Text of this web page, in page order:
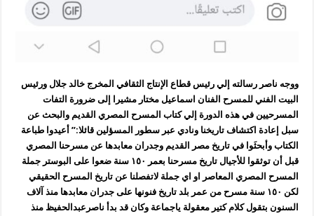
ووجه ناصر رسالته إلي رئيس قطاع الإنتاج الثقافي المخرج خالد جلال ورئيس
البيت الفني للمسرح الفنان اسماعيل مختار مشيرا إلى ضرورة التفات
المسرحيين في هذه الدورة إلي كتاب المسرح المصري القديم والبحث عن
سبل إعادة اكتشاف تاريخنا ونادي عبر سطور المسؤلين قائلا:” أعيدوا طباعة
الكتاب وأبحثَوا في تاريخ مصر القديم وجدران معابدها عن مسرحنا المصري
قبل أن توثقوا للأجيال تاريخ مسرحنا بعمر ١٥٠ سنة ضعوا على البوستر جملة
المسرح المصري المعاصر او اي جملة لاتفصلنا عن تاريخ المسرح الحقيقي
لكن ١٥٠ سنة مسرح من عمر بلد تاريخ فنونها على جدران معابدها منذ آلاف
السنون بتقول كلام كتير معقولة ياجماعة وكان قد بدأ ناصرعبدالحفيظ منذ